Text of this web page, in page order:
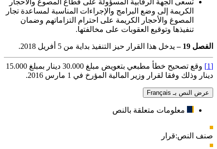
تسعى الجهة الرقابية المسؤولة على قطاع المصوغ والأحجار
الكريمة إلى وضع البرامج والإجراءات المناسبة لمساعدة تجار
المصوغ والأحجار الكريمة على احترام التزاماتهم وضمان
تنفيذها وتوقيع العقوبات على مخالفتها.
الفصل 19
–يدخل هذا القرار حيز التنفيذ بداية من 5 أفريل 2018
.
[1]
وقع تصحيح خطأ مطبعي بتعويض مبلغ 30.000 دينار بمبلغ 15.000
دينار وذلك وفقا لقرار وزير المالية المؤرخ في 1 مارس 2016
.
عرض النص بـ Français
معلومات متعلقة بالنص
صنف النص:قرار